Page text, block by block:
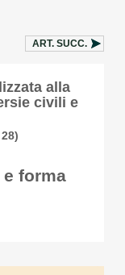
ART. SUCC.
alla
civili e
forma